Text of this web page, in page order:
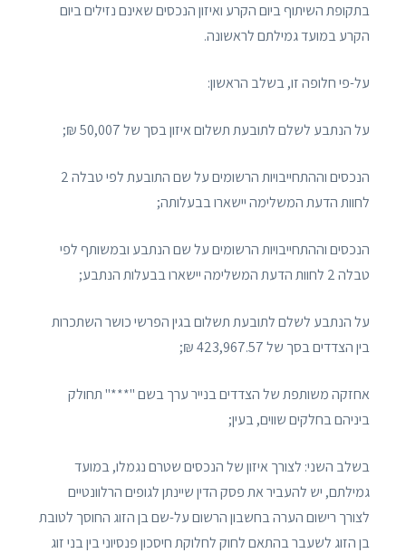
בתקופת השיתוף ביום הקרע ואיזון הנכסים שאינם נזילים ביום
הקרע במועד גמילתם לראשונה.
על-פי חלופה זו, בשלב הראשון:
על הנתבע לשלם לתובעת תשלום איזון בסך של 50,007 ₪;
הנכסים וההתחייבויות הרשומים על שם התובעת לפי טבלה 2
לחוות הדעת המשלימה יישארו בבעלותה;
הנכסים וההתחייבויות הרשומים על שם הנתבע ובמשותף לפי
טבלה 2 לחוות הדעת המשלימה יישארו בבעלות הנתבע;
על הנתבע לשלם לתובעת תשלום בגין הפרשי כושר השתכרות
בין הצדדים בסך של 423,967.57 ₪;
אחזקה משותפת של הצדדים בנייר ערך בשם "***" תחולק
ביניהם בחלקים שווים, בעין;
בשלב השני: לצורך איזון של הנכסים שטרם נגמלו, במועד
גמילתם, יש להעביר את פסק הדין שיינתן לגופים הרלוונטיים
לצורך רישום הערה בחשבון הרשום על-שם בן הזוג החוסך לטובת
בן הזוג לשעבר בהתאם לחוק לחלוקת חיסכון פנסיוני בין בני זוג